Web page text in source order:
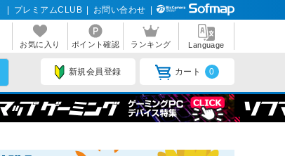
プレミアムCLUB お問い合わせ
お気に入り ポイント確認 ランキング Language
新規会員登録 カート 0